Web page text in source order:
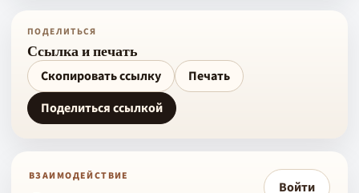
ПОДЕЛИТЬСЯ
Ссылка и печать
Скопировать ссылку
Печать
Поделиться ссылкой
ВЗАИМОДЕЙСТВИЕ
Войти